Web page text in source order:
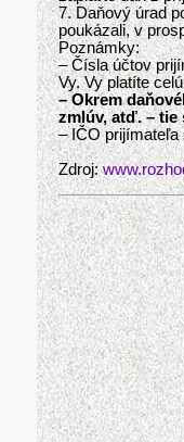
7. Daňový úrad
poukázali, v
Poznámky:
– Čísla účtov
Vy. Vy platíte
– Okrem
zmlúv, atď. – tie
– IČO prijímateľa
Zdroj: